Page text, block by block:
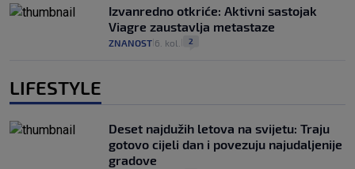
Izvanredno otkriće: Aktivni sastojak
Viagre zaustavlja metastaze
ZNANOST 6. kol. 2
LIFESTYLE
Deset najdužih letova na svijetu: Traju
gotovo cijeli dan i povezuju najudaljenije
gradove